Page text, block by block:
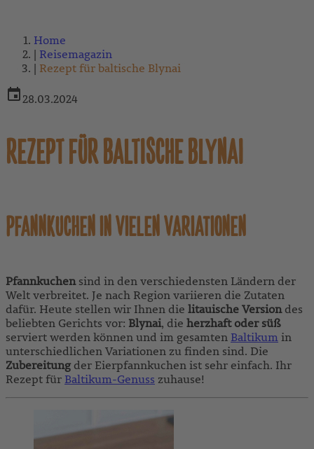
Home
Reisemagazin
Rezept für baltische Blynai
28.03.2024
REZEPT FÜR BALTISCHE BLYNAI
PFANNKUCHEN IN VIELEN VARIATIONEN
Pfannkuchensind in den verschiedensten Ländern der
Welt verbreitet. Je nach Region variieren die Zutaten
dafür. Heute stellen wir Ihnen die litauische Versiondes
beliebten Gerichts vor: Blynai, die herzhaft oder süß
serviert werden können und im gesamten Baltikumin
unterschiedlichen Variationen zu finden sind. Die
Zubereitung der Eierpfannkuchen ist sehr einfach. Ihr
Rezept für Baltikum-Genuss zuhause!